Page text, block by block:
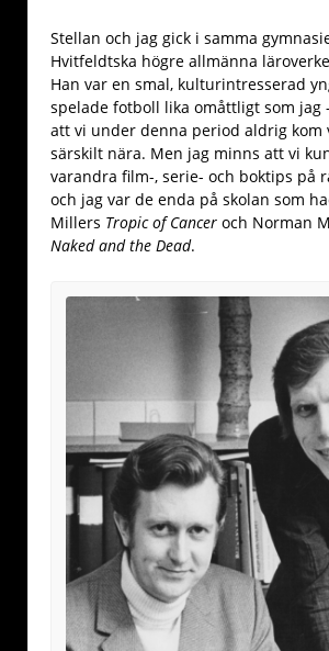
Stellan och jag gick i samma
Hvitfeldtska högre allmänna
Han var en smal, kulturintresserad
spelade fotboll lika omåttligt som jag
att vi under denna period aldrig kom
särskilt nära. Men jag minns att vi
varandra film-, serie- och boktips på
och jag var de enda på skolan som
Millers Tropic of Cancer och Norman
Naked and the Dead.